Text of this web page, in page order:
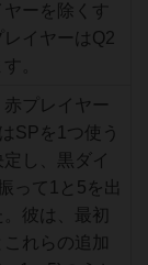
ーを除くす
レイヤーはQ2
。
赤プレイヤー
SPを1つ使う
定し、黒ダイ
って1と5を出
。彼は、最初
れらの追加